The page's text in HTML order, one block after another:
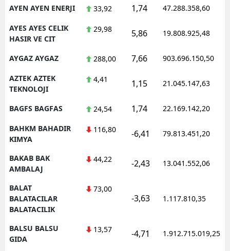
AYEN AYEN ENERJI 33,92 1,74 47.288.358,60
AYES AYES CELIK
HASIR VE CIT
29,98 5,86 19.808.925,48
AYGAZ AYGAZ 288,00 7,66 903.696.150,50
AZTEK AZTEK
TEKNOLOJI
4,41 1,15 21.045.147,63
BAGFS BAGFAS 24,54 1,74 22.169.142,20
BAHKM BAHADIR
KIMYA
116,80 -6,41 79.813.451,20
BAKAB BAK
AMBALAJ
44,22 -2,43 13.041.552,06
BALAT
BALATACILAR
BALATACILIK
73,00
-3,63 1.117.810,35
BALSU BALSU
GIDA
13,57 -4,71 1.912.715.019,25